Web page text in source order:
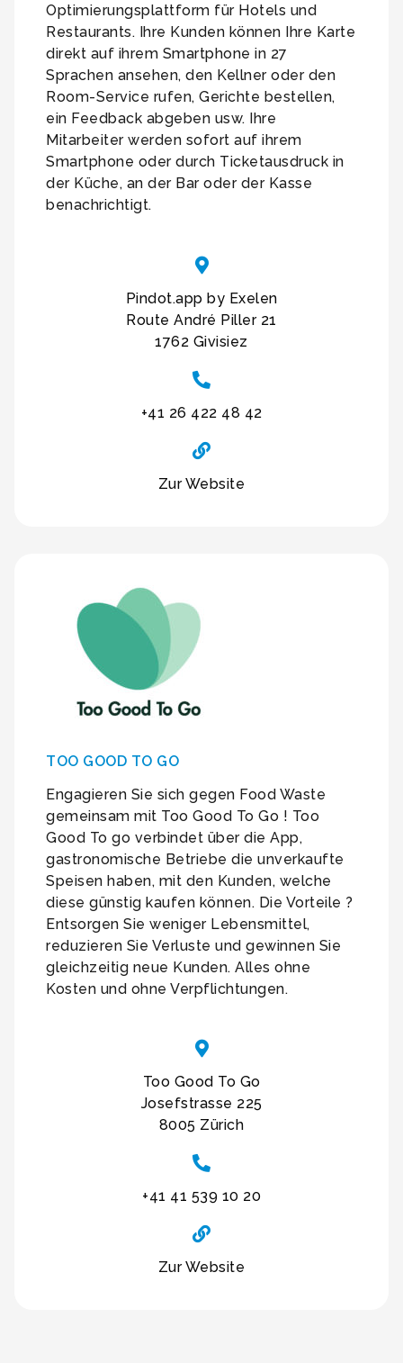
Optimierungsplattform für Hotels und
Restaurants. Ihre Kunden können Ihre Karte
direkt auf ihrem Smartphone in 27
Sprachen ansehen, den Kellner oder den
Room-Service rufen, Gerichte bestellen,
ein Feedback abgeben usw. Ihre
Mitarbeiter werden sofort auf ihrem
Smartphone oder durch Ticketausdruck in
der Küche, an der Bar oder der Kasse
benachrichtigt.
Pindot.app by Exelen
Route André Piller 21
1762 Givisiez
+41 26 422 48 42
Zur Website
TOO GOOD TO GO
Engagieren Sie sich gegen Food Waste
gemeinsam mit Too Good To Go ! Too
Good To go verbindet über die App,
gastronomische Betriebe die unverkaufte
Speisen haben, mit den Kunden, welche
diese günstig kaufen können. Die Vorteile ?
Entsorgen Sie weniger Lebensmittel,
reduzieren Sie Verluste und gewinnen Sie
gleichzeitig neue Kunden. Alles ohne
Kosten und ohne Verpflichtungen.
Too Good To Go
Josefstrasse 225
8005 Zürich
+41 41 539 10 20
Zur Website